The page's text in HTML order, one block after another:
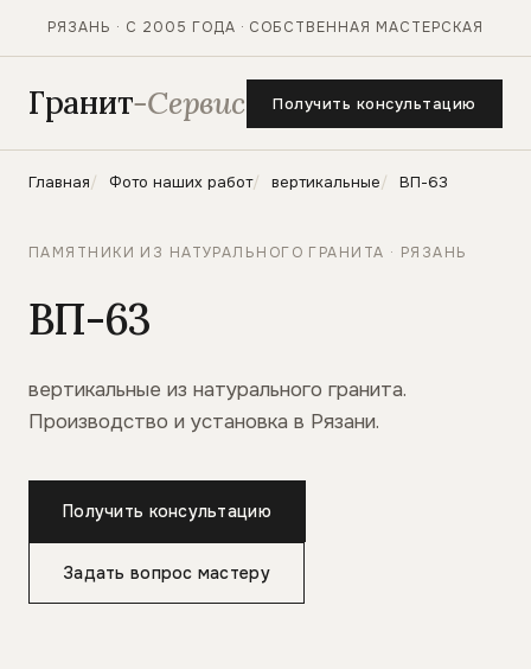
РЯЗАНЬ · С 2005 ГОДА · СОБСТВЕННАЯ МАСТЕРСКАЯ
Гранит-Сервис Получить консультацию
Главная Фото наших работ вертикальные ВП-63
ПАМЯТНИКИ ИЗ НАТУРАЛЬНОГО ГРАНИТА · РЯЗАНЬ
ВП-63
вертикальные из натурального гранита.
Производство и установка в Рязани.
Получить консультацию
Задать вопрос мастеру